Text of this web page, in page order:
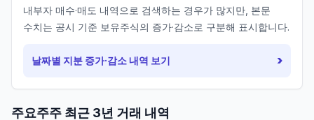
내부자 매수·매도 내역으로 검색하는 경우가 많지만, 본문
수치는 공시 기준 보유주식의 증가·감소로 구분해 표시합니다.
날짜별 지분 증가·감소 내역 보기 ›
주요주주 최근 3년 거래 내역